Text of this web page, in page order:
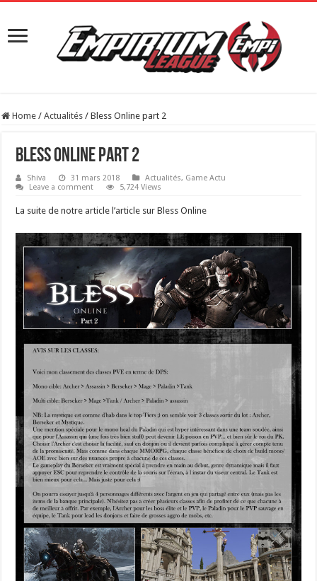
Home / Actualités / Bless Online part 2
Bless Online part 2
Shiva 31 mars 2018 Actualités, Game Actu
Leave a comment
5,724 Views
La suite de notre article l’article sur Bless Online